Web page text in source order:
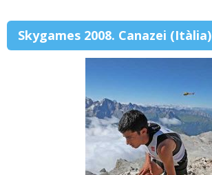
Skygames 2008. Canazei (Itàlia)